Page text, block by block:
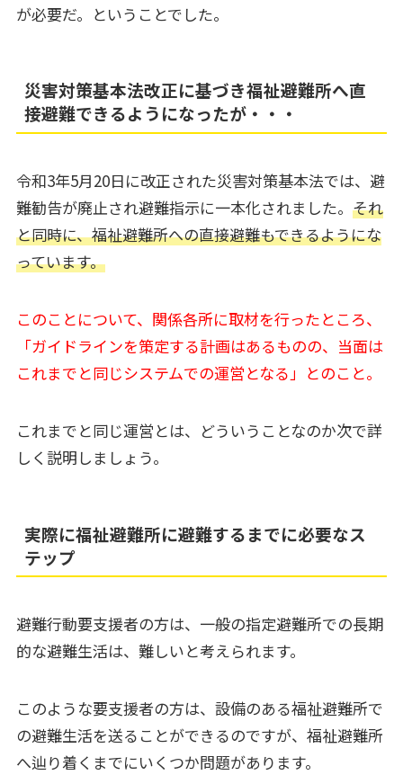
が必要だ。ということでした。
災害対策基本法改正に基づき福祉避難所へ直
接避難できるようになったが・・・
令和3年5月20日に改正された災害対策基本法では、避
難勧告が廃止され避難指示に一本化されました。 それ
と同時に、福祉避難所への直接避難もできるようにな
っています。
このことについて、関係各所に取材を行ったところ、
「ガイドラインを策定する計画はあるものの、当面は
これまでと同じシステムでの運営となる」とのこと。
これまでと同じ運営とは、どういうことなのか次で詳
しく説明しましょう。
実際に福祉避難所に避難するまでに必要なス
テップ
避難行動要支援者の方は、一般の指定避難所での長期
的な避難生活は、難しいと考えられます。
このような要支援者の方は、設備のある福祉避難所で
の避難生活を送ることができるのですが、福祉避難所
へ辿り着くまでにいくつか問題があります。